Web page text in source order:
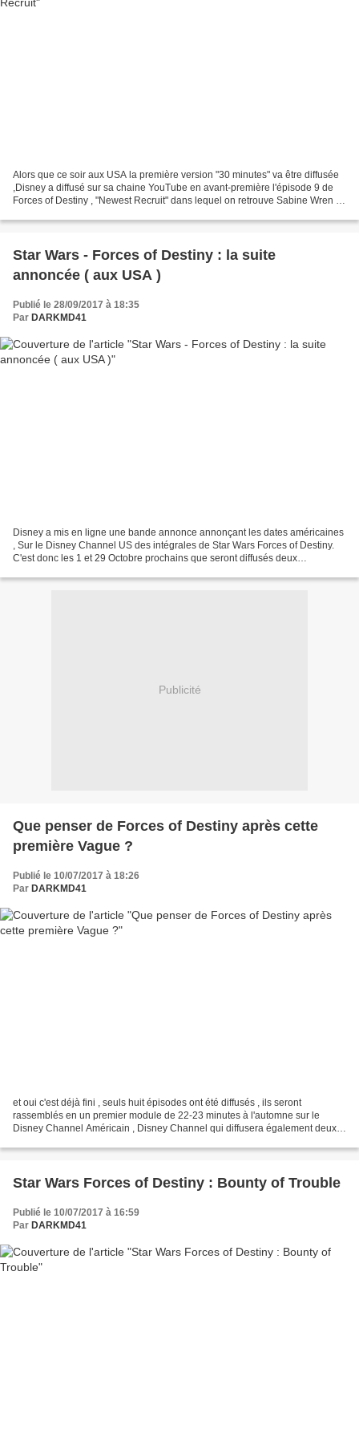
Alors que ce soir aux USA la première version "30 minutes" va être diffusée
,Disney a diffusé sur sa chaine YouTube en avant-première l'épisode 9 de
Forces of Destiny , "Newest Recruit" dans lequel on retrouve Sabine Wren et
Star Wars - Forces of Destiny : la suite
annoncée ( aux USA )
Publié le 28/09/2017 à 18:35
Par DARKMD41
Disney a mis en ligne une bande annonce annonçant les dates américaines
, Sur le Disney Channel US des intégrales de Star Wars Forces of Destiny.
C'est donc les 1 et 29 Octobre prochains que seront diffusés deux
Publicité
Que penser de Forces of Destiny après cette
première Vague ?
Publié le 10/07/2017 à 18:26
Par DARKMD41
et oui c'est déjà fini , seuls huit épisodes ont été diffusés , ils seront
rassemblés en un premier module de 22-23 minutes à l'automne sur le
Disney Channel Américain , Disney Channel qui diffusera également deux
Star Wars Forces of Destiny : Bounty of Trouble
Publié le 10/07/2017 à 16:59
Par DARKMD41